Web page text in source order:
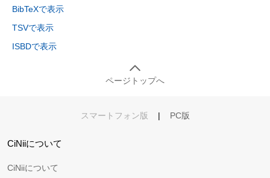
BibTeXで表示
TSVで表示
ISBDで表示
ページトップへ
スマートフォン版 | PC版
CiNiiについて
CiNiiについて